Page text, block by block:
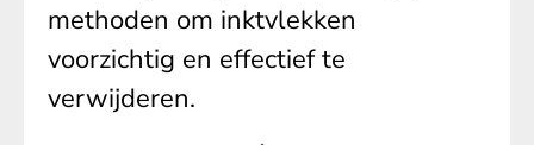
methoden om inktvlekken
voorzichtig en effectief te
verwijderen.